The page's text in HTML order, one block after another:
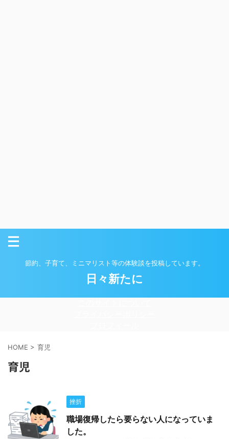
節約、子育て、ミニマリスト等の体験談を投稿しています。
日々新たに
HOME > 育児
育児
挫折
職場復帰したら要らない人になっていま
した。